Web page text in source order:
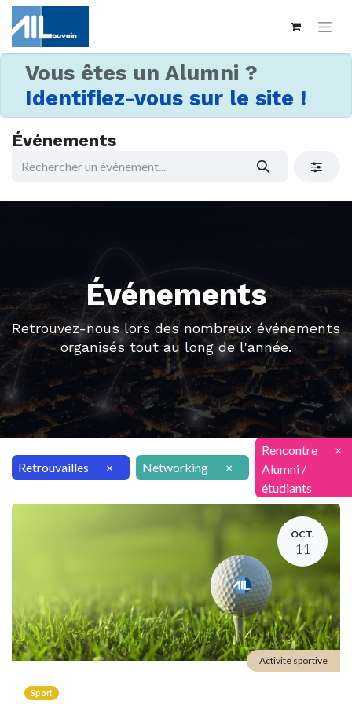
Vous êtes un Alumni ?
Identifiez-vous sur le site !
Événements
Événements
Retrouvez-nous lors des nombreux événements
organisés tout au long de l'année.
Retrouvailles × Networking ×
Rencontre
Alumni /
étudiants
×
OCT.
11
Sport
Activité sportive